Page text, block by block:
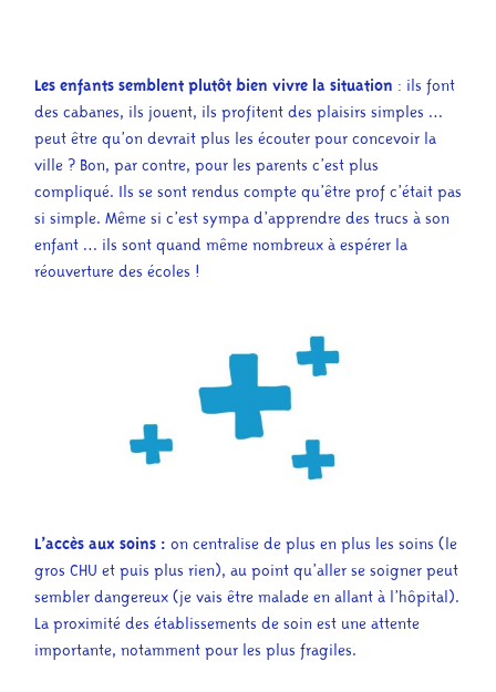
Les enfants semblent plutôt bien vivre la situation : ils font
des cabanes, ils jouent, ils profitent des plaisirs simples …
peut être qu’on devrait plus les écouter pour concevoir la
ville ? Bon, par contre, pour les parents c’est plus
compliqué. Ils se sont rendus compte qu’être prof c’était pas
si simple. Même si c’est sympa d’apprendre des trucs à son
enfant … ils sont quand même nombreux à espérer la
réouverture des écoles !
L’accès aux soins : on centralise de plus en plus les soins (le
gros CHU et puis plus rien), au point qu’aller se soigner peut
sembler dangereux (je vais être malade en allant à l’hôpital).
La proximité des établissements de soin est une attente
importante, notamment pour les plus fragiles.